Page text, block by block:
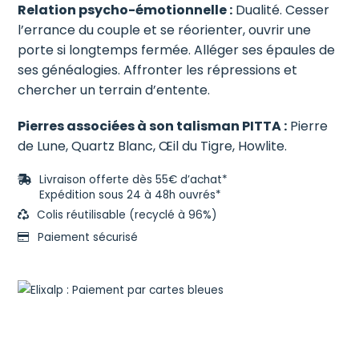
Relation psycho-émotionnelle : Dualité. Cesser
l’errance du couple et se réorienter, ouvrir une
porte si longtemps fermée. Alléger ses épaules de
ses généalogies. Affronter les répressions et
chercher un terrain d’entente.
Pierres associées à son talisman PITTA : Pierre
de Lune, Quartz Blanc, Œil du Tigre, Howlite.
Livraison offerte dès 55€ d’achat*
Expédition sous 24 à 48h ouvrés*
Colis réutilisable (recyclé à 96%)
Paiement sécurisé